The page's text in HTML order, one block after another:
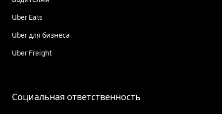
Uber Eats
Uber для бизнеса
Uber Freight
Социальная ответственность